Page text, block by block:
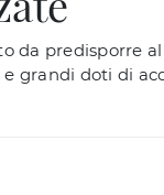
da predisporre
grandi doti di